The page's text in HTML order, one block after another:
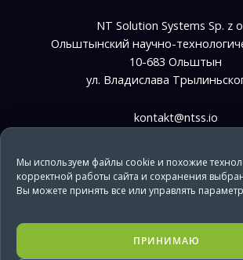
Мы используем файлы cookie и похожие
корректной работы сайта и сохранения
Вы можете принять все или управлять
ПРИНИМАЮ
NT Solution Systems Sp. z
Ольштынский научно-
10-683 Ольштын
ул. Владислава
kontakt@ntss.io
bpo@ntss.io
+48 733 669 610